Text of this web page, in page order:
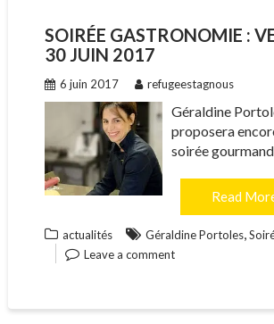
SOIRÉE GASTRONOMIE :
30 JUIN 2017
6 juin 2017 refugeestagnous
Géraldine
proposera
soirée
Read
actualités Géraldine Portoles,
Leave a comment